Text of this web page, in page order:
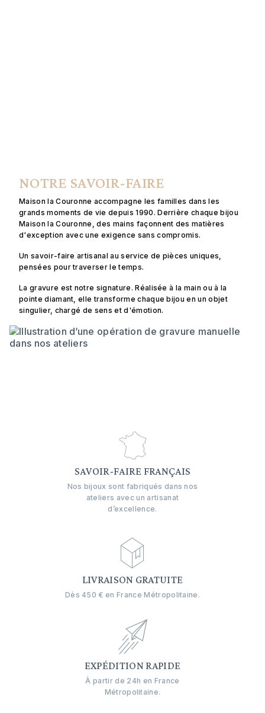
NOTRE SAVOIR-FAIRE
Maison la Couronne accompagne les familles dans les
grands moments de vie depuis 1990. Derrière chaque bijou
Maison la Couronne, des mains façonnent des matières
d'exception avec une exigence sans compromis.
Un savoir-faire artisanal au service de pièces uniques,
pensées pour traverser le temps.
La gravure est notre signature. Réalisée à la main ou à la
pointe diamant, elle transforme chaque bijou en un objet
singulier, chargé de sens et d'émotion.
SAVOIR-FAIRE FRANÇAIS
Nos bijoux sont fabriqués dans nos
ateliers avec un artisanat
d’excellence.
LIVRAISON GRATUITE
Dès 450 € en France Métropolitaine.
EXPÉDITION RAPIDE
À partir de 24h en France
Métropolitaine.